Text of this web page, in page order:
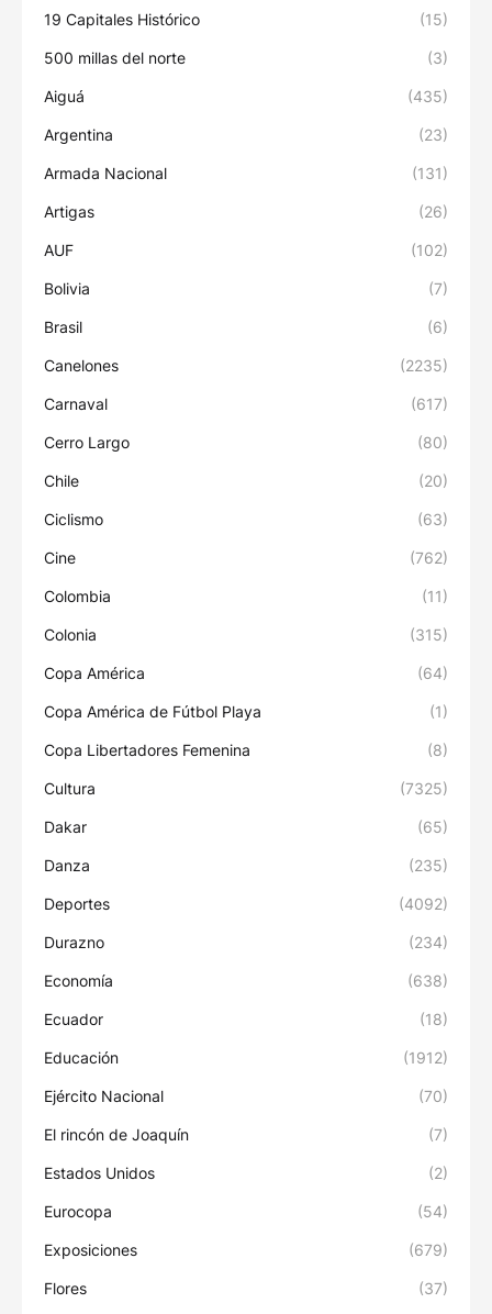
19 Capitales Histórico (15)
500 millas del norte (3)
Aiguá (435)
Argentina (23)
Armada Nacional (131)
Artigas (26)
AUF (102)
Bolivia (7)
Brasil (6)
Canelones (2235)
Carnaval (617)
Cerro Largo (80)
Chile (20)
Ciclismo (63)
Cine (762)
Colombia (11)
Colonia (315)
Copa América (64)
Copa América de Fútbol Playa (1)
Copa Libertadores Femenina (8)
Cultura (7325)
Dakar (65)
Danza (235)
Deportes (4092)
Durazno (234)
Economía (638)
Ecuador (18)
Educación (1912)
Ejército Nacional (70)
El rincón de Joaquín (7)
Estados Unidos (2)
Eurocopa (54)
Exposiciones (679)
Flores (37)